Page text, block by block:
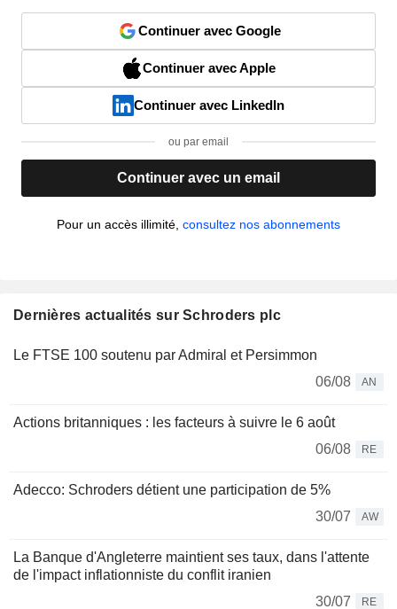
Continuer avec Google
Continuer avec Apple
Continuer avec LinkedIn
ou par email
Continuer avec un email
Pour un accès illimité, consultez nos abonnements
Dernières actualités sur Schroders plc
Le FTSE 100 soutenu par Admiral et Persimmon
06/08
AN
Actions britanniques : les facteurs à suivre le 6 août
06/08
RE
Adecco: Schroders détient une participation de 5%
30/07
AW
La Banque d'Angleterre maintient ses taux, dans l'attente
de l'impact inflationniste du conflit iranien
30/07
RE